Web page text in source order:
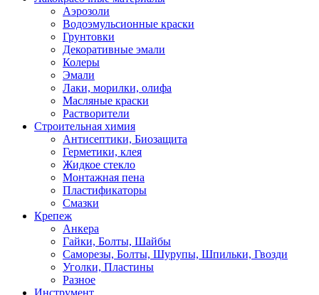
Аэрозоли
Водоэмульсионные краски
Грунтовки
Декоративные эмали
Колеры
Эмали
Лаки, морилки, олифа
Масляные краски
Растворители
Строительная химия
Антисептики, Биозащита
Герметики, клея
Жидкое стекло
Монтажная пена
Пластификаторы
Смазки
Крепеж
Анкера
Гайки, Болты, Шайбы
Саморезы, Болты, Шурупы, Шпильки, Гвозди
Уголки, Пластины
Разное
Инструмент